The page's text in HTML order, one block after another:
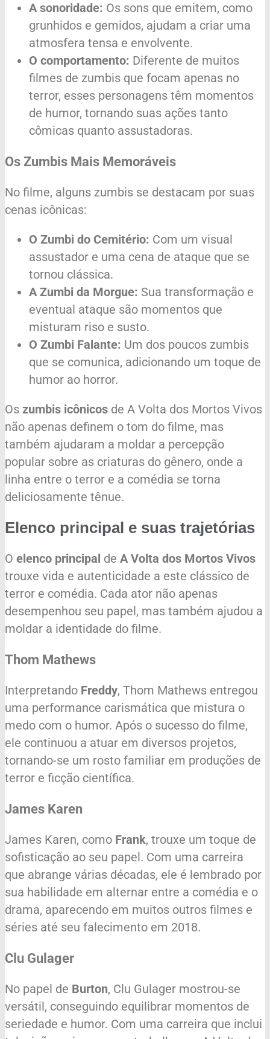
A sonoridade: Os sons que emitem, como
grunhidos e gemidos, ajudam a criar uma
atmosfera tensa e envolvente.
O comportamento: Diferente de muitos
filmes de zumbis que focam apenas no
terror, esses personagens têm momentos
de humor, tornando suas ações tanto
cômicas quanto assustadoras.
Os Zumbis Mais Memoráveis
No filme, alguns zumbis se destacam por suas
cenas icônicas:
O Zumbi do Cemitério: Com um visual
assustador e uma cena de ataque que se
tornou clássica.
A Zumbi da Morgue: Sua transformação e
eventual ataque são momentos que
misturam riso e susto.
O Zumbi Falante: Um dos poucos zumbis
que se comunica, adicionando um toque de
humor ao horror.
Os zumbis icônicos de A Volta dos Mortos Vivos
não apenas definem o tom do filme, mas
também ajudaram a moldar a percepção
popular sobre as criaturas do gênero, onde a
linha entre o terror e a comédia se torna
deliciosamente tênue.
Elenco principal e suas trajetórias
O elenco principal de A Volta dos Mortos Vivos
trouxe vida e autenticidade a este clássico de
terror e comédia. Cada ator não apenas
desempenhou seu papel, mas também ajudou a
moldar a identidade do filme.
Thom Mathews
Interpretando Freddy, Thom Mathews entregou
uma performance carismática que mistura o
medo com o humor. Após o sucesso do filme,
ele continuou a atuar em diversos projetos,
tornando-se um rosto familiar em produções de
terror e ficção científica.
James Karen
James Karen, como Frank, trouxe um toque de
sofisticação ao seu papel. Com uma carreira
que abrange várias décadas, ele é lembrado por
sua habilidade em alternar entre a comédia e o
drama, aparecendo em muitos outros filmes e
séries até seu falecimento em 2018.
Clu Gulager
No papel de Burton, Clu Gulager mostrou-se
versátil, conseguindo equilibrar momentos de
seriedade e humor. Com uma carreira que inclui